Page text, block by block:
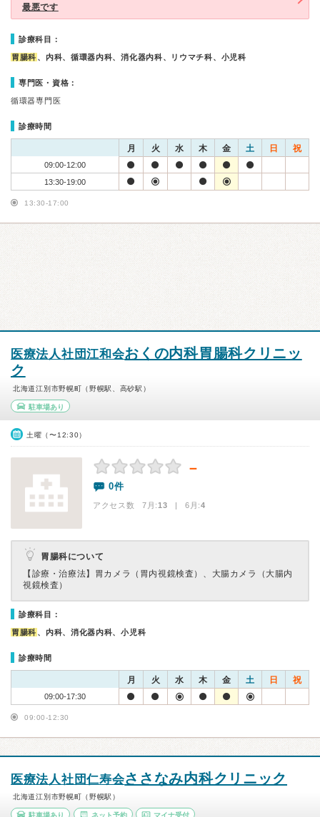
最悪です
診療科目：
胃腸科 、内科、循環器内科、消化器内科、リウマチ科、小児科
専門医・資格：
循環器専門医
診療時間
月 火 水 木 金 土 日 祝
09:00-12:00
13:30-19:00
13:30-17:00
医療法人社団江和会おくの内科胃腸科クリニッ
ク
北海道江別市野幌町（野幌駅、高砂駅）
駐車場あり
土曜（〜12:30）
－
0件
アクセス数 7月:13 | 6月:4
胃腸科について
【診療・治療法】 胃カメラ（胃内視鏡検査）、大腸カメラ（大腸内
視鏡検査）
診療科目：
胃腸科 、内科、消化器内科、小児科
診療時間
月 火 水 木 金 土 日 祝
09:00-17:30
09:00-12:30
医療法人社団仁寿会ささなみ内科クリニック
北海道江別市野幌町（野幌駅）
駐車場あり ネット予約 マイナ受付